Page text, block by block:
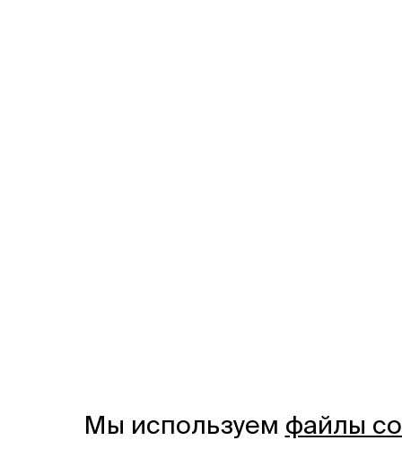
Мы используем файлы